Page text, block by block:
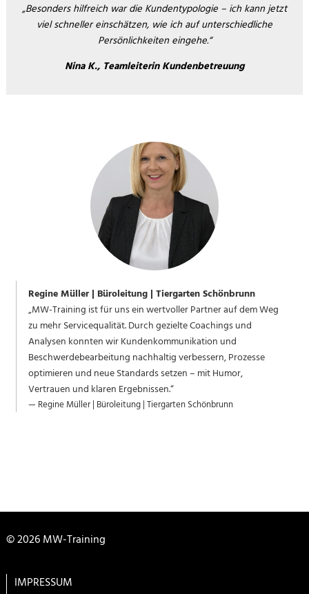
„Besonders hilfreich war die Kundentypologie – ich kann jetzt
viel schneller einschätzen, wie ich auf unterschiedliche
Persönlichkeiten eingehe.“
Nina K., Teamleiterin Kundenbetreuung
Regine Müller | Büroleitung | Tiergarten Schönbrunn
„MW-Training ist für uns ein wertvoller Partner auf dem Weg
zu mehr Servicequalität. Durch gezielte Coachings und
Analysen konnten wir Kundenkommunikation und
Beschwerdebearbeitung nachhaltig verbessern, Prozesse
optimieren und neue Standards setzen – mit Humor,
Vertrauen und klaren Ergebnissen.“
Von:Regine Müller | Büroleitung | Tiergarten Schönbrunn
© 2026 MW-Training
IMPRESSUM